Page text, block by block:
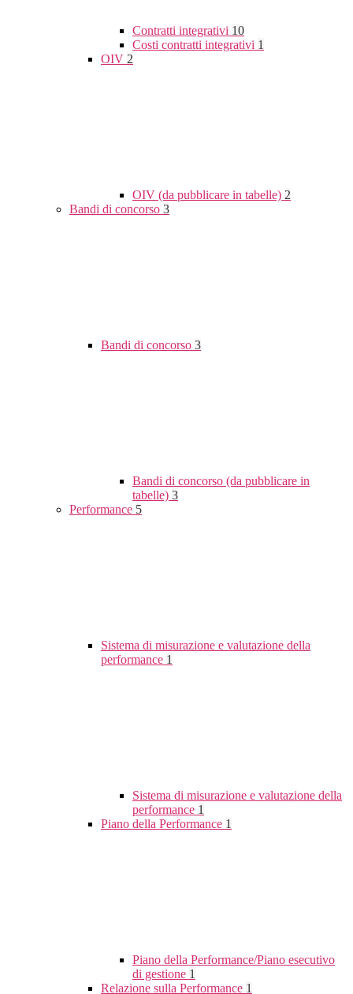
Contratti integrativi 10
Costi contratti integrativi 1
OIV 2
OIV (da pubblicare in tabelle) 2
Bandi di concorso 3
Bandi di concorso 3
Bandi di concorso (da pubblicare in
tabelle) 3
Performance 5
Sistema di misurazione e valutazione della
performance 1
Sistema di misurazione e valutazione della
performance 1
Piano della Performance 1
Piano della Performance/Piano esecutivo
di gestione 1
Relazione sulla Performance 1